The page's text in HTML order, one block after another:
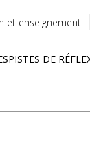
et enseignement
PISTES DE